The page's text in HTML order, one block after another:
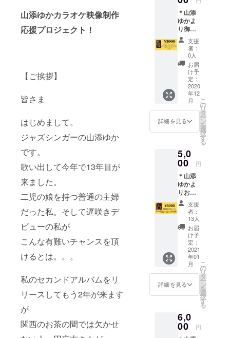
山添ゆかカラオケ映像制作
応援プロジェクト！
【ご挨拶】
皆さま
はじめまして。
ジャズシンガーの山添ゆか
です。
歌い出して今年で13年目が
来ました。
二児の娘を持つ普通の主婦
だった私。そして遅咲きデ
ビューの私が
こんな有難いチャンスを頂
けるとは。。。
私のセカンドアルバムをリ
リースしてもう2年が来ます
が
関西のお茶の間では欠かせ
大きくメ
ディアにも
取り上げら
れる。
2018.4月ミ
リーズレー
ベルよりセ
カンドアル
バム”WEST
Color
Color “二枚
のミニアル
バムをリ
リース
WEST Color
には、円広
志が山添ゆ
かの為に書
いたオリジ
ナルジャズ
ソングを収
プオン
ライン
レッス
ン券 •
女性限
定 ど
うして
も入り
たい方
は要相
談！(笑)
(グルー
プ3〜4
名•1時
間 基
ンとな
ります)
• みんな
で歌お
う、ス
タン
ダード
ジャ
ズ！
ちょっ
とした
ポイン
トなど
アドバ
イスを
兼ねて
みんな
う！ •
課題曲
は、事
＊山添
ゆかよ
り御礼
メッ
セージ
(メール
にて)
【忘年
会 新
年会に
まだ間
に合
う！】
＊山添
ゆかの
ボイス
ニング
グルー
プオン
ライン
レッス
ン券 •男
性限定
(グルー
プ3〜4
名•1時
間 基
本はお
昼間の
レッス
ンとな
ります)
• みんな
ダード
ジャ
ズ！
支援
者：
0人
お届
け予
定：
2020
年12
月
詳細を見る
こ
の
リ
タ
ー
ン
を
選
択
す
る
5,0
00 円
＊山添
ゆかよ
りお礼
のメッ
セージ
（メー
ルに
て） ＊
山添ゆ
かとオ
ンライ
ン飲み
会 (グ
ループ
3〜４
名・一
飲み物
はご自
身でご
支援
者：
13人
お届
け予
定：
2021
年01
月
詳細を見る
こ
の
リ
タ
ー
ン
を
選
択
す
る
6,0
00 円